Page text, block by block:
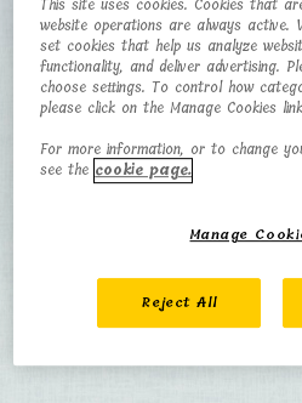
(Forme
Pokémon Gratitude
TAILLE
0,2 m
This site uses cookies. Cookies that
website operations are always active.
set cookies that help us analyze
functionality, and deliver advertising.
choose settings. To control how
please click on the Manage Cookies
For more information, or to change
see the cookie page.
Manage
Reject All